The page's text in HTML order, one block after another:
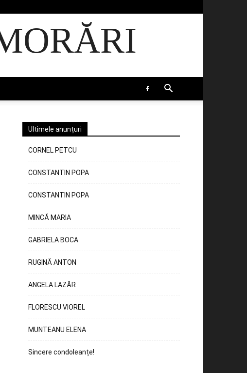
Ultimele anunțuri
CORNEL PETCU
CONSTANTIN POPA
CONSTANTIN POPA
MINCĂ MARIA
GABRIELA BOCA
RUGINĂ ANTON
ANGELA LAZĂR
FLORESCU VIOREL
MUNTEANU ELENA
Sincere condoleanțe!